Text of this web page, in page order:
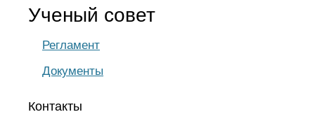
Ученый совет
Регламент
Документы
Контакты